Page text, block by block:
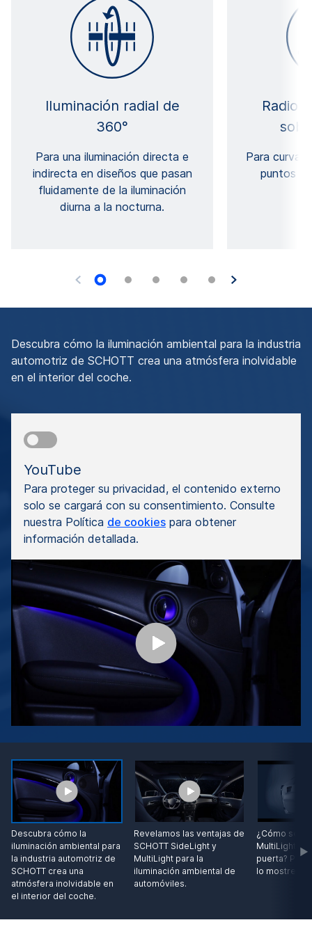
Iluminación radial de
360°
Para una iluminación directa e
indirecta en diseños que pasan
fluidamente de la iluminación
diurna a la nocturna.
Para curvas
puntos
Descubra cómo la iluminación ambiental para la industria
automotriz de SCHOTT crea una atmósfera inolvidable
en el interior del coche.
YouTube
Para proteger su privacidad, el contenido externo
solo se cargará con su consentimiento. Consulte
nuestra Política de cookies para obtener
información detallada.
Descubra cómo la
iluminación ambiental para
la industria automotriz de
SCHOTT crea una
atmósfera inolvidable en
el interior del coche.
Revelamos las ventajas de
SCHOTT SideLight y
MultiLight para la
iluminación ambiental de
automóviles.
¿Cómo se
MultiLight en
puerta?
lo